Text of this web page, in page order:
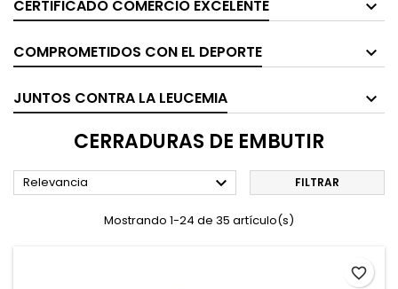
CERTIFICADO COMERCIO EXCELENTE
COMPROMETIDOS CON EL DEPORTE
JUNTOS CONTRA LA LEUCEMIA
CERRADURAS DE EMBUTIR
Relevancia  FILTRAR
Mostrando 1-24 de 35 artículo(s)
favorite_border